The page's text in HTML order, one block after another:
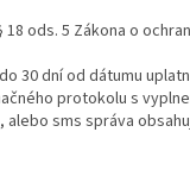
ods. 5 Zákona o
30 dní od dátumu
protokolu s
sms správa